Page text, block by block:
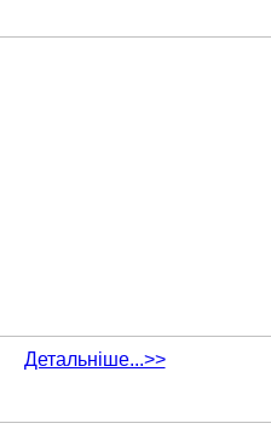
Детальніше...>>